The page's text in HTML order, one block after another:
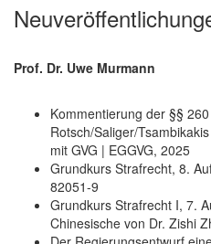
Prof. Dr. Uwe Murmann
Kommentierung der §§
Rotsch/Saliger/
mit GVG | EGGVG, 2025
Grundkurs Strafrecht, 8.
82051-9
Grundkurs Strafrecht I, 7.
Chinesische von Dr. Zishi